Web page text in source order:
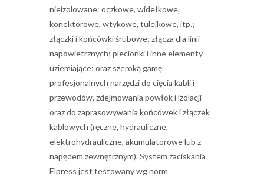
nieizolowane: oczkowe, widełkowe,
konektorowe, wtykowe, tulejkowe, itp.;
złączki i końcówki śrubowe; złącza dla linii
napowietrznych; plecionki i inne elementy
uziemiające; oraz szeroką gamę
profesjonalnych narzędzi do cięcia kabli i
przewodów, zdejmowania powłok i izolacji
oraz do zaprasowywania końcówek i złączek
kablowych (ręczne, hydrauliczne,
elektrohydrauliczne, akumulatorowe lub z
napędem zewnętrznym). System zaciskania
Elpress jest testowany wg norm